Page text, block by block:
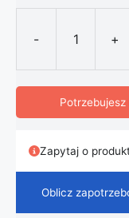
- +
Zapytaj o
Oblicz